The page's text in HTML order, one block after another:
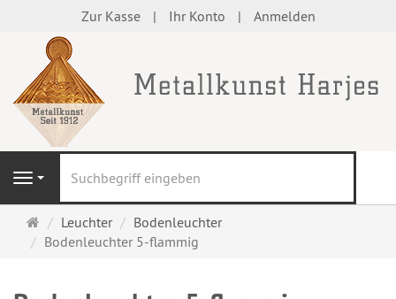
Zur Kasse Ihr Konto Anmelden
Navigation
Startseite
Leuchter
Bodenleuchter
Bodenleuchter 5-flammig